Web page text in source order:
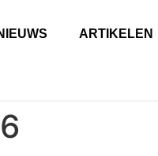
ARTIKELEN